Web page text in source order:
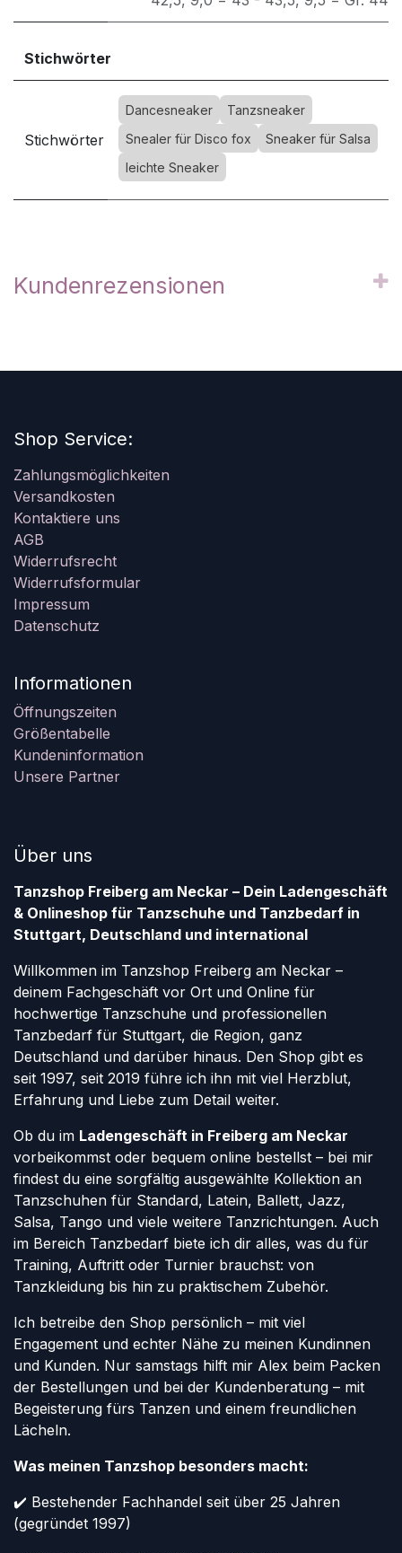
Stichwörter
Stichwörter
Dancesneaker
Tanzsneaker
Snealer für Disco fox
Sneaker für Salsa
leichte Sneaker
Kundenrezensionen
Shop Service:
Zahlungsmöglichkeiten
Versandkosten
Kontaktiere uns
AGB
Widerrufsrecht
Widerrufsformular
Impressum
Datenschutz
Informationen
Öffnungszeiten
Größentabelle
Kundeninformation
Unsere Partner
Über uns
Tanzshop Freiberg am Neckar – Dein Ladengeschäft
& Onlineshop für Tanzschuhe und Tanzbedarf in
Stuttgart, Deutschland und international
Willkommen im Tanzshop Freiberg am Neckar –
deinem Fachgeschäft vor Ort und Online für
hochwertige Tanzschuhe und professionellen
Tanzbedarf für Stuttgart, die Region, ganz
Deutschland und darüber hinaus. Den Shop gibt es
seit 1997, seit 2019 führe ich ihn mit viel Herzblut,
Erfahrung und Liebe zum Detail weiter.
Ob du im Ladengeschäft in Freiberg am Neckar
vorbeikommst oder bequem online bestellst – bei mir
findest du eine sorgfältig ausgewählte Kollektion an
Tanzschuhen für Standard, Latein, Ballett, Jazz,
Salsa, Tango und viele weitere Tanzrichtungen. Auch
im Bereich Tanzbedarf biete ich dir alles, was du für
Training, Auftritt oder Turnier brauchst: von
Tanzkleidung bis hin zu praktischem Zubehör.
Ich betreibe den Shop persönlich – mit viel
Engagement und echter Nähe zu meinen Kundinnen
und Kunden. Nur samstags hilft mir Alex beim Packen
der Bestellungen und bei der Kundenberatung – mit
Begeisterung fürs Tanzen und einem freundlichen
Lächeln.
Was meinen Tanzshop besonders macht:
✔️ Bestehender Fachhandel seit über 25 Jahren
(gegründet 1997)